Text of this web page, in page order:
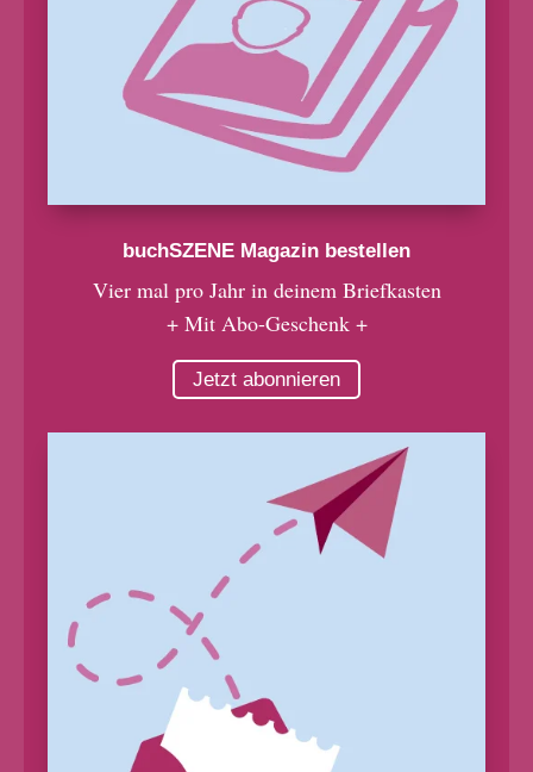
buchSZENE Magazin bestellen
Vier mal pro Jahr in deinem Briefkasten
+ Mit Abo-Geschenk +
Jetzt abonnieren